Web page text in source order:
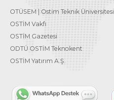
OTÜSEM | Ostim Teknik Üniversitesi
OSTİM Vakfı
OSTİM Gazetesi
ODTÜ OSTİM Teknokent
OSTİM Yatırım A.Ş.